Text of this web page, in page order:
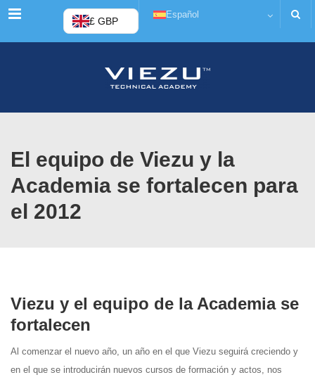
Menú £ GBP
Español
El equipo de Viezu y la
Academia se fortalecen para
el 2012
Viezu y el equipo de la Academia se
fortalecen
Al comenzar el nuevo año, un año en el que Viezu seguirá creciendo y
en el que se introducirán nuevos cursos de formación y actos, nos